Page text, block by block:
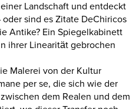
Landschaft und entdeckt
sind es Zitate DeChiricos
Antike? Ein Spiegelkabinett
ihrer Linearität gebrochen
Malerei von der Kultur
per se, die sich wie der
dem Realen und dem